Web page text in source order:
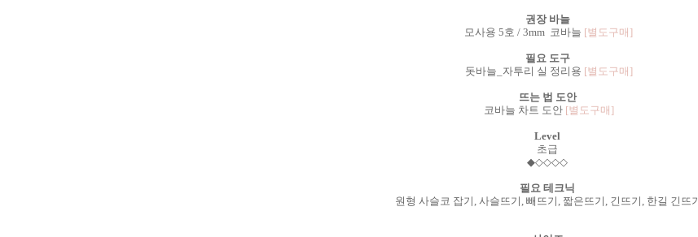
권장 바늘
모사용 5호 / 3mm 코바늘 [별도구매]
필요 도구
돗바늘_자투리 실 정리용 [별도구매]
뜨는 법 도안
코바늘 차트 도안 [별도구매]
Level
초급
◆◇◇◇◇
필요 테크닉
원형 사슬코 잡기, 사슬뜨기, 빼뜨기, 짧은뜨기, 긴뜨기, 한길 긴뜨